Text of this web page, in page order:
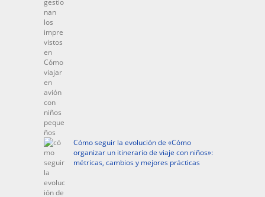
Cómo seguir la evolución de «Cómo
organizar un itinerario de viaje con niños»:
métricas, cambios y mejores prácticas